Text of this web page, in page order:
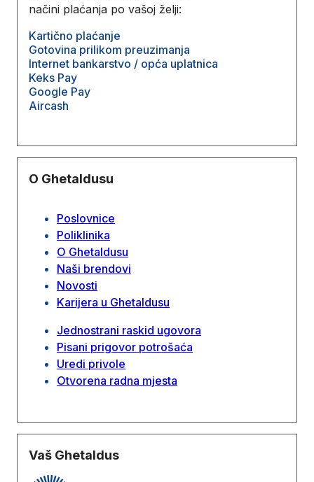
načini plaćanja po vašoj želji:
Kartično plaćanje
Gotovina prilikom preuzimanja
Internet bankarstvo / opća uplatnica
Keks Pay
Google Pay
Aircash
O Ghetaldusu
Poslovnice
Poliklinika
O Ghetaldusu
Naši brendovi
Novosti
Karijera u Ghetaldusu
Jednostrani raskid ugovora
Pisani prigovor potrošaća
Uredi privole
Otvorena radna mjesta
Vaš Ghetaldus